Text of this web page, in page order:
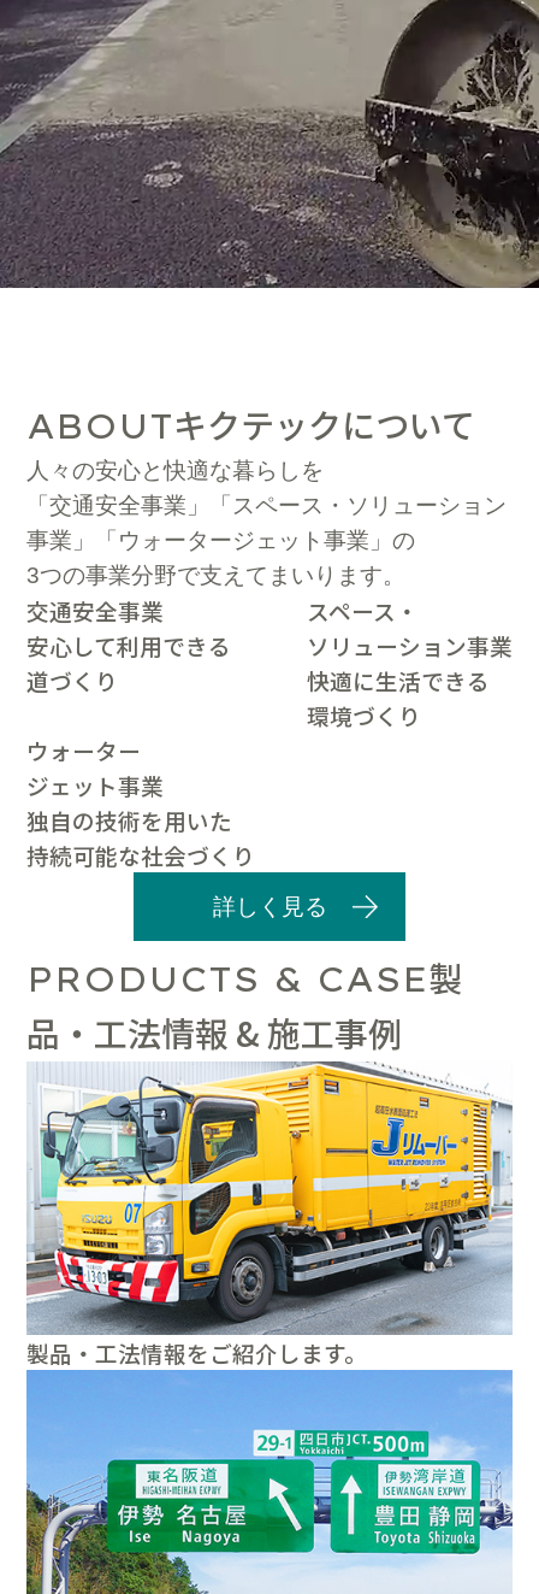
ABOUTキクテックについて
人々の安心と快適な暮らしを
「交通安全事業」「スペース・ソリューション
事業」「ウォータージェット事業」の
3つの事業分野で支えてまいります。
交通安全事業
安心して利用できる
道づくり
スペース・
ソリューション事業
快適に生活できる
環境づくり
ウォーター
ジェット事業
独自の技術を用いた
持続可能な社会づくり
詳しく見る
PRODUCTS & CASE製
品・工法情報 & 施工事例
製品・工法情報をご紹介します。